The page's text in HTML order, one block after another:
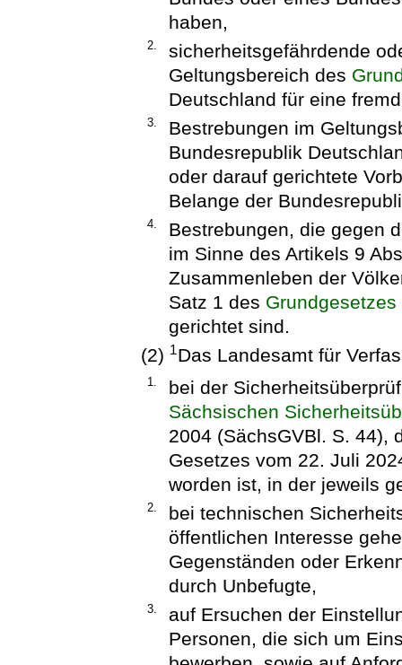
haben,
2.
sicherheitsgefährdende
Geltungsbereich des
Deutschland für eine
3.
Bestrebungen im
Bundesrepublik
oder darauf gerichtete
Belange der
4.
Bestrebungen, die gegen
im Sinne des Artikels 9
Zusammenleben der
Satz 1 des Grundgesetzes
gerichtet sind.
(2) 1Das Landesamt für
1.
bei der
Sächsischen
2004 (SächsGVBl. S. 44),
Gesetzes vom 22. Juli
worden ist, in der jeweils
2.
bei technischen
öffentlichen Interesse
Gegenständen oder
durch Unbefugte,
3.
auf Ersuchen der
Personen, die sich um